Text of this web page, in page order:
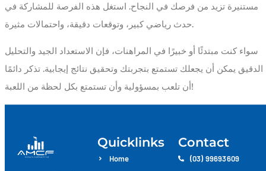
مستنيرة تزيد من فرصك في النجاح. استغل هذه الفرصة للمشاركة في
حدث رياضي كبير، وتوقعات دقيقة، واحتمالات مثيرة.
سواء كنت مبتدئًا أو خبيرًا في المراهنات، فإن الاستعداد الجيد والتحليل
الدقيق يمكن أن يجعلك تستمتع بتجربتك وتحقيق نتائج إيجابية. تذكر دائمًا
أن تلعب بمسؤولية وأن تستمتع بكل لحظة من اللعبة!
Quicklinks
Home
Contact
(03) 99693609